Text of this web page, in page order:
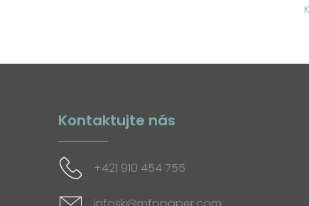
Kontaktujte nás
+421 910 454 755